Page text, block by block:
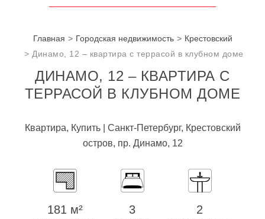
Главная Городская недвижимость
Крестовский
Динамо, 12 – квартира с террасой в клубном доме
ДИНАМО, 12 – КВАРТИРА С
ТЕРРАСОЙ В КЛУБНОМ ДОМЕ
Квартира, Купить | Санкт-Петербург, Крестовский
остров, пр. Динамо, 12
181 м² 3 2